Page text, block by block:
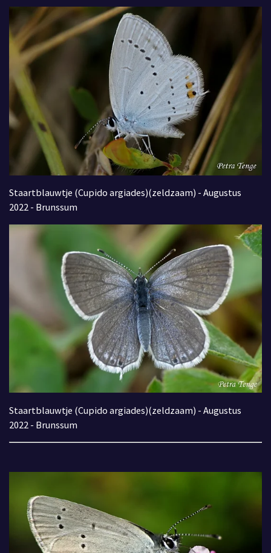
Staartblauwtje (Cupido argiades)(zeldzaam) - Augustus
2022 - Brunssum
Staartblauwtje (Cupido argiades)(zeldzaam) - Augustus
2022 - Brunssum